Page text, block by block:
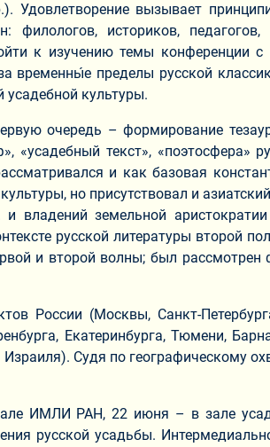
вызывает
историков, педагогов,
к изучению темы конференции
пределы русской
усадебной культуры.
очередь – формирование
«усадебный текст», «поэтосфера»
и как базовая
но присутствовал и
и владений земельной
русской литературы второй
и второй волны; был рассмотрен
России (Москвы, Санкт-
Екатеринбурга, Тюмени,
Судя по географическому
ИМЛИ РАН, 22 июня – в зале
русской усадьбы.